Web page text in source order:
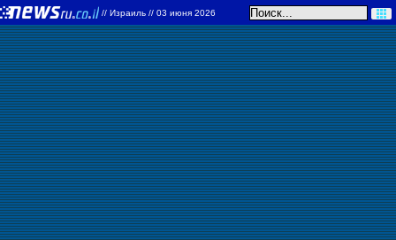
// Израиль // 03 июня 2026